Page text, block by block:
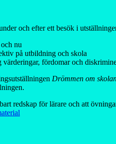
och efter ett besök i
nu
på utbildning och skola
fördomar och
Drömmen om
redskap för lärare och att